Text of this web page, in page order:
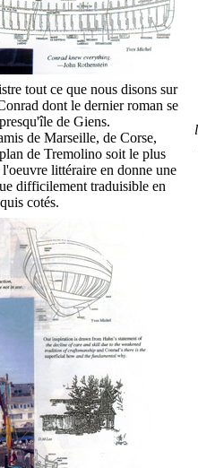
tout ce que nous disons sur
dont le dernier roman se
de Giens.
de Marseille, de Corse,
de Tremolino soit le plus
littéraire en donne une
difficilement traduisible en
cotés.